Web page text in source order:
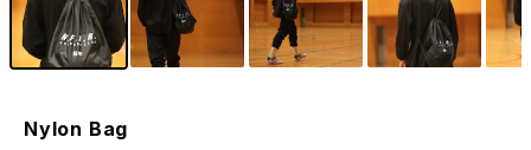
Nylon Bag